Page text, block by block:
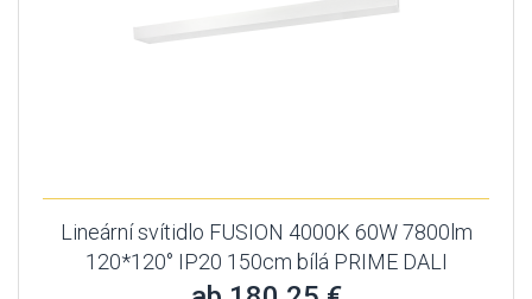
Lineární svítidlo FUSION 4000K 60W 7800lm
120*120° IP20 150cm bílá PRIME DALI